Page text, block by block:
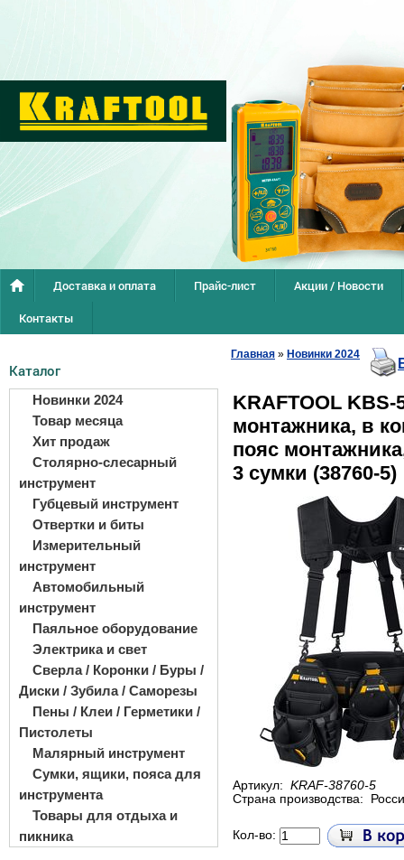
Доставка и оплата Прайс-лист
Акции / Новости
Контакты
Каталог
Новинки 2024
Товар месяца
Хит продаж
Столярно-слесарный
инструмент
Губцевый инструмент
Отвертки и биты
Измерительный
инструмент
Автомобильный
инструмент
Паяльное оборудование
Электрика и свет
Сверла / Коронки / Буры /
Диски / Зубила / Саморезы
Пены / Клеи / Герметики /
Пистолеты
Малярный инструмент
Сумки, ящики, пояса для
инструмента
Товары для отдыха и
пикника
Главная » Новинки 2024
KRAFTOOL KBS-
монтажника, в
пояс
3 сумки (38760-5)
Артикул: KRAF-38760-5
Страна производства:
Кол-во: